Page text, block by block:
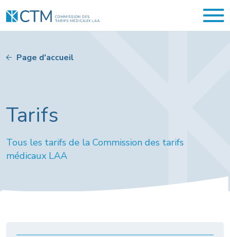
Page d'accueil
Tarifs
Tous les tarifs de la Commission des tarifs
médicaux LAA